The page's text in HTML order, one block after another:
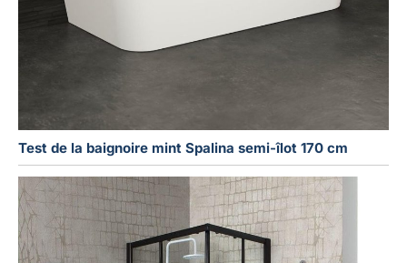
Test de la baignoire mint Spalina semi-îlot 170 cm